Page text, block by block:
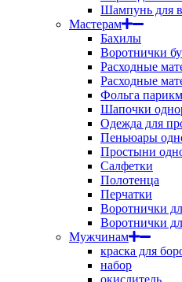
Шампунь для
Мастерам
Бахилы
Воротнички
Расходные
Расходные
Фольга
Шапочки
Одежда для
Пеньюары
Простыни
Салфетки
Полотенца
Перчатки
Воротнички
Воротнички
Мужчинам
краска для
набор
окислитель